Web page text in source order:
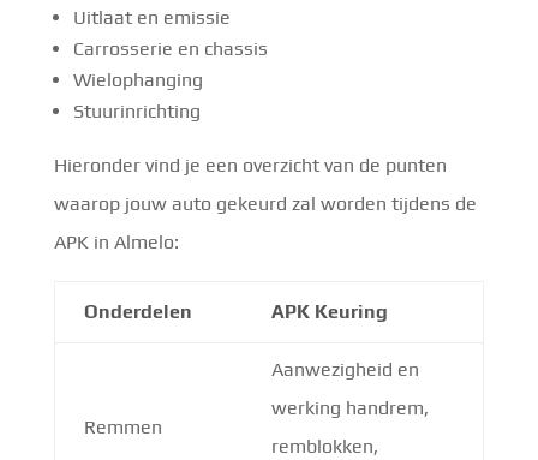
Uitlaat en emissie
Carrosserie en chassis
Wielophanging
Stuurinrichting
Hieronder vind je een overzicht van de punten
waarop jouw auto gekeurd zal worden tijdens de
APK in Almelo:
Onderdelen APK Keuring
Remmen
Aanwezigheid en
werking handrem,
remblokken,